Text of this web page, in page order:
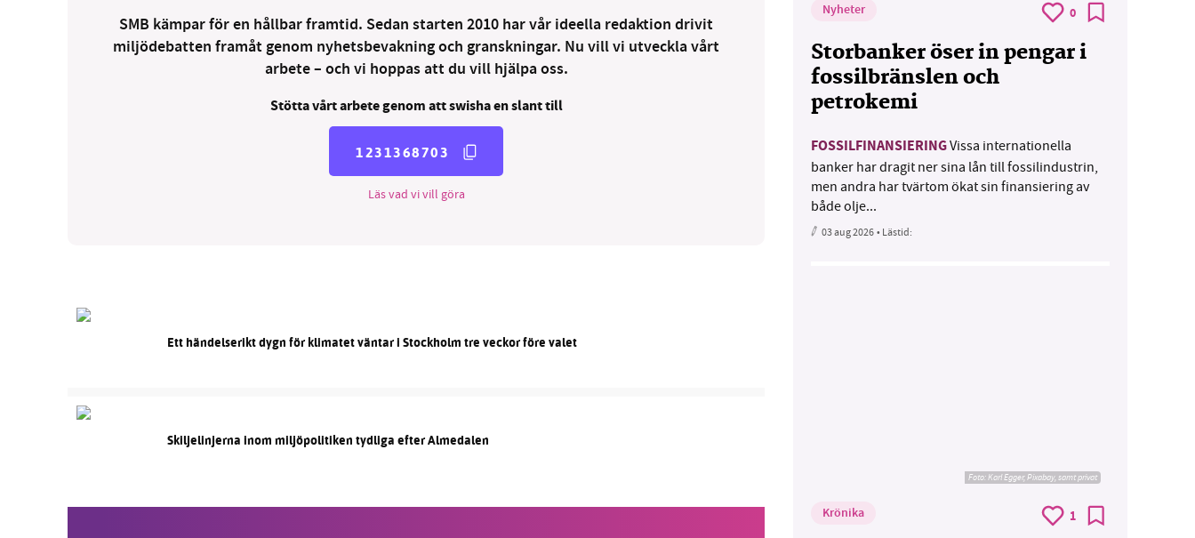
SMB kämpar för en hållbar framtid. Sedan starten 2010 har vår ideella redaktion drivit
miljödebatten framåt genom nyhetsbevakning och granskningar. Nu vill vi utveckla vårt
arbete – och vi hoppas att du vill hjälpa oss.
Stötta vårt arbete genom att swisha en slant till
1231368703
Läs vad vi vill göra
Ett händelserikt dygn för klimatet väntar i Stockholm tre veckor före valet
Skiljelinjerna inom miljöpolitiken tydliga efter Almedalen
Nyheter 0
Storbanker öser in pengar i
fossilbränslen och
petrokemi
FOSSILFINANSIERINGVissa internationella
banker har dragit ner sina lån till fossilindustrin,
men andra har tvärtom ökat sin finansiering av
både olje...
03 aug 2026• Lästid:
Foto: Karl Egger, Pixabay, samt privat
Krönika 1